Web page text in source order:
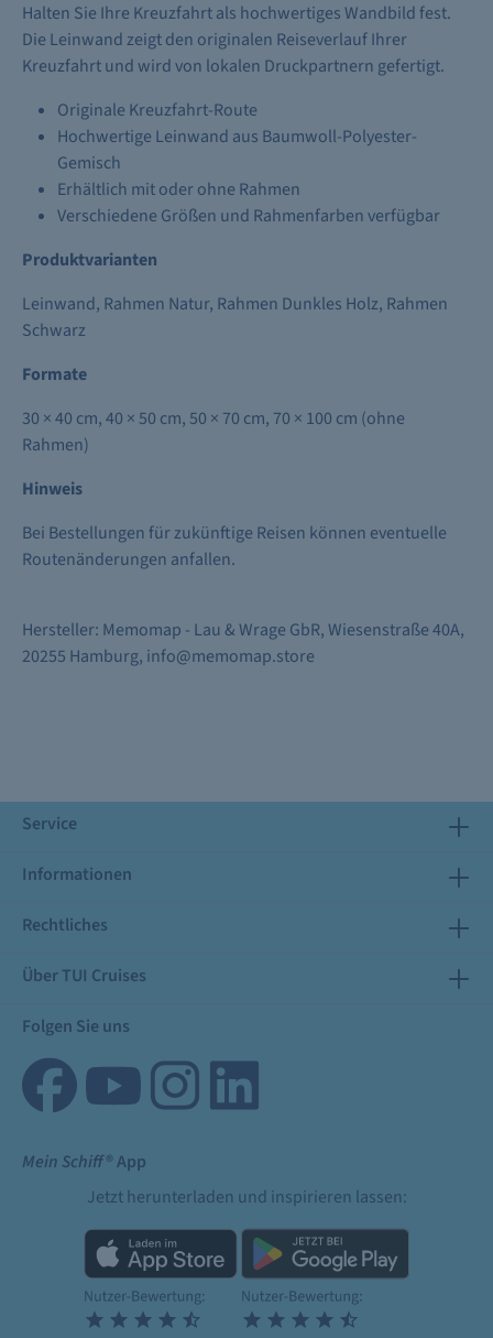
Halten Sie Ihre Kreuzfahrt als hochwertiges Wandbild fest.
Die Leinwand zeigt den originalen Reiseverlauf Ihrer
Kreuzfahrt und wird von lokalen Druckpartnern gefertigt.
Originale Kreuzfahrt-Route
Hochwertige Leinwand aus Baumwoll-Polyester-
Gemisch
Erhältlich mit oder ohne Rahmen
Verschiedene Größen und Rahmenfarben verfügbar
Produktvarianten
Leinwand, Rahmen Natur, Rahmen Dunkles Holz, Rahmen
Schwarz
Formate
30 × 40 cm, 40 × 50 cm, 50 × 70 cm, 70 × 100 cm (ohne
Rahmen)
Hinweis
Bei Bestellungen für zukünftige Reisen können eventuelle
Routenänderungen anfallen.
Hersteller: Memomap - Lau & Wrage GbR, Wiesenstraße 40A,
20255 Hamburg, info@memomap.store
Service
Informationen
Rechtliches
Über TUI Cruises
Folgen Sie uns
Mein Schiff® App
Jetzt herunterladen und inspirieren lassen: